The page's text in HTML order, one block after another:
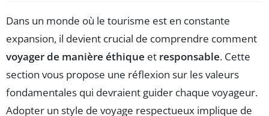
Dans un monde où le tourisme est en constante
expansion, il devient crucial de comprendre comment
voyager de manière éthique et responsable. Cette
section vous propose une réflexion sur les valeurs
fondamentales qui devraient guider chaque voyageur.
Adopter un style de voyage respectueux implique de